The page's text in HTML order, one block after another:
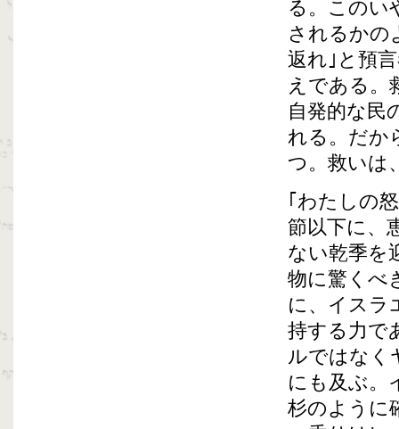
る。このい
されるかの
返れ｣と預
えである。
自発的な民
れる。だか
つ。救いは
｢わたしの
節以下に、
ない乾季を
物に驚くべ
に、イスラ
持する力で
ルではなく
にも及ぶ。
杉のように